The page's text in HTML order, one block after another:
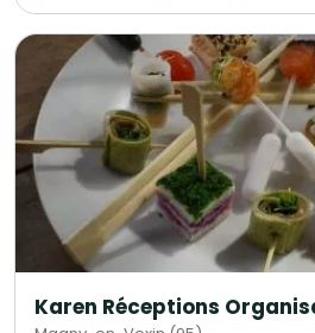
Karen Réceptions